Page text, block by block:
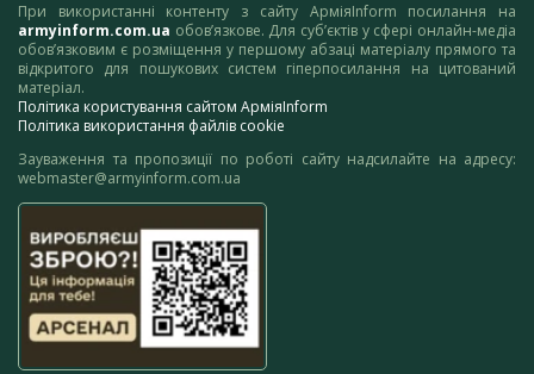
При використанні контенту з сайту АрміяInform посилання на
armyinform.com.ua обов’язкове. Для суб’єктів у сфері онлайн-медіа
обов’язковим є розміщення у першому абзаці матеріалу прямого та
відкритого для пошукових систем гіперпосилання на цитований
матеріал.
Політика користування сайтом АрміяInform
Політика використання файлів cookie
Зауваження та пропозиції по роботі сайту надсилайте на адресу:
webmaster@armyinform.com.ua